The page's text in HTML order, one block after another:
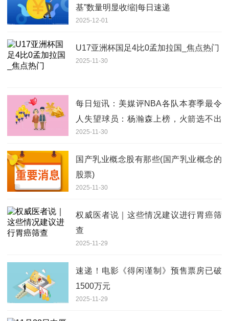
基”数量明显收缩|每日速递
2025-12-01
U17亚洲杯国足4比0孟加拉国_焦点热门
2025-11-30
每日短讯：美媒评NBA各队本赛季最令
人失望球员：杨瀚森上榜，火箭选不出
来
2025-11-30
国产乳业概念股有那些(国产乳业概念的
股票)
2025-11-30
权威医者说｜这些情况建议进行胃癌筛
查
2025-11-29
速递！电影《得闲谨制》预售票房已破
1500万元
2025-11-29